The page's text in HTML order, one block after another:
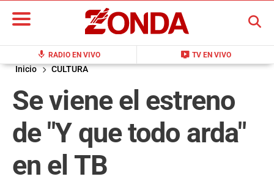
mic RADIO EN VIVO live_tv TV EN VIVO
BUSCAR
Inicio CULTURA
Se viene el estreno
de "Y que todo arda"
en el TB